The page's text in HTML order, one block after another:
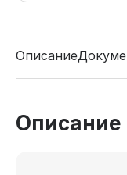
Описание
Описание